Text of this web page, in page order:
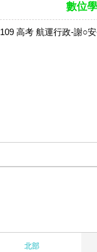
數位
109 高考 航運行政-謝○
北部